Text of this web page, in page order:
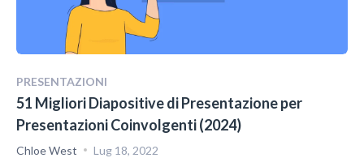
PRESENTAZIONI
51 Migliori Diapositive di Presentazione per
Presentazioni Coinvolgenti (2024)
Chloe West Lug 18, 2022